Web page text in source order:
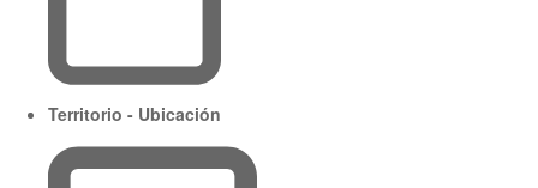
Territorio - Ubicación